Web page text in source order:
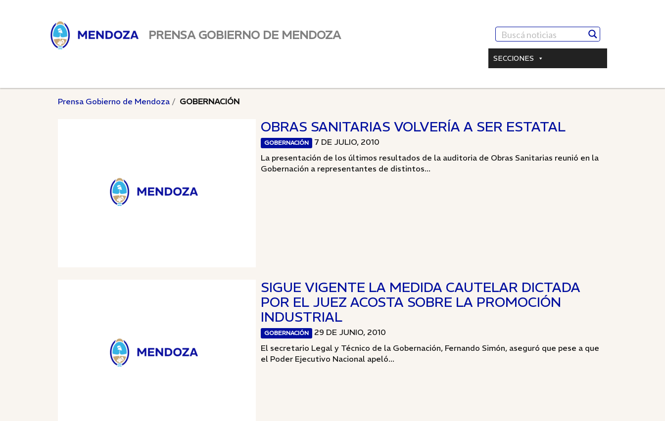
PRENSA GOBIERNO DE MENDOZA
SECCIONES
Prensa Gobierno de Mendoza GOBERNACIÓN
OBRAS SANITARIAS VOLVERÍA A SER ESTATAL
GOBERNACIÓN
7 DE JULIO, 2010
La presentación de los últimos resultados de la auditoria de Obras Sanitarias reunió en la
Gobernación a representantes de distintos...
SIGUE VIGENTE LA MEDIDA CAUTELAR DICTADA
POR EL JUEZ ACOSTA SOBRE LA PROMOCIÓN
INDUSTRIAL
GOBERNACIÓN
29 DE JUNIO, 2010
El secretario Legal y Técnico de la Gobernación, Fernando Simón, aseguró que pese a que
el Poder Ejecutivo Nacional apeló...